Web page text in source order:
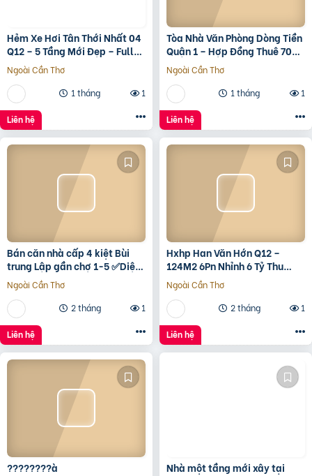
Hẻm Xe Hơi Tân Thới Nhất 04
Q12 – 5 Tầng Mới Đẹp – Full
Nội Thất – Giá 7.3 Tỷ
Ngoài Cần Thơ
1 tháng
1
Liên hệ
Tòa Nhà Văn Phòng Dòng Tiền
Quận 1 – Hợp Đồng Thuê 700
Triệu/Tháng – 490 Tỷ
Ngoài Cần Thơ
1 tháng
1
Liên hệ
Bán căn nhà cấp 4 kiệt Bùi
trung Lập gần chợ 1-5 ✅Diện
tích 5*22 ✅Hướng Tây Bắc
✅Đường oto thông
Ngoài Cần Thơ
2 tháng
1
Liên hệ
Hxhp Han Văn Hớn Q12 –
124M2 6Pn Nhỉnh 6 Tỷ Thu
15Tr/Tháng
Ngoài Cần Thơ
2 tháng
1
Liên hệ
????????à
Nhà một tầng mới xây tại